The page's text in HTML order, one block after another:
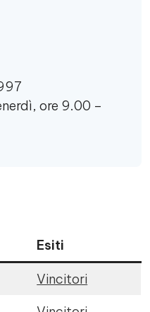
ore 9.00 –
Esiti
Vincitori